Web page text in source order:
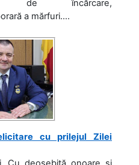
de încărcare,
a mărfuri....
cu prilejul Zilei